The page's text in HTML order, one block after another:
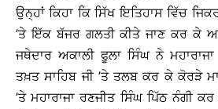
ਉਨ੍ਹਾਂ ਕਿਹਾ ਕਿ ਸਿੱਖ ਇਤਿਹਾਸ ਵਿੱਚ
’ਤੇ ਇੱਕ ਬੱਜਰ ਗਲਤੀ ਕੀਤੇ ਜਾਣ ਕਰ ਕੇ
ਜਥੇਦਾਰ ਅਕਾਲੀ ਫੂਲਾ ਸਿੰਘ ਨੇ
ਤਖ਼ਤ ਸਾਹਿਬ ਜੀ ’ਤੇ ਤਲਬ ਕਰ ਕੇ ਕੋਰੜੇ
’ਤੇ ਮਹਾਰਾਜਾ ਰਣਜੀਤ ਸਿੰਘ ਪਿੱਠ ਨੰਗੀ